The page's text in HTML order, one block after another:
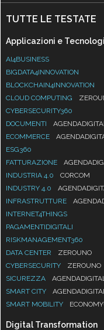
TUTTE LE TESTATE
Applicazioni e
AI4BUSINESS
BIGDATA4INNOVATION
BLOCKCHAIN4INNOVATION
CLOUD COMPUTING
CYBERSECURITY360
DOCUMENTI
ECOMMERCE
ESG360
FATTURAZIONE
INDUSTRIA 4.0
CORCOM
INDUSTRY 4.0
INFRASTRUTTURE
INTERNET4THINGS
PAGAMENTIDIGITALI
RISKMANAGEMENT360
DATA CENTER
ZEROUNO
CYBERSECURITY
ZEROUNO
SICUREZZA
SMART CITY
SMART MOBILITY
Digital Transformation